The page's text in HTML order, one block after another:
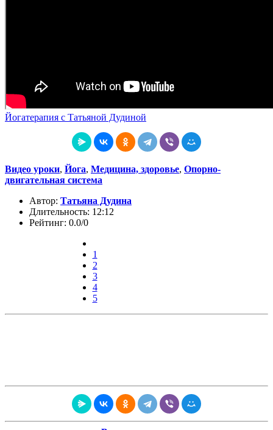
Йогатерапия с Татьяной Дудиной
Видео уроки, Йога, Медицина, здоровье, Опорно-
двигательная система
Автор: Татьяна Дудина
Длительность: 12:12
Рейтинг: 0.0/0
1
2
3
4
5